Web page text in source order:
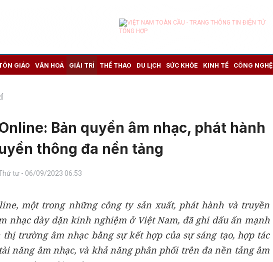
GIÁO VĂN HOÁ GIẢI TRÍ THỂ THAO DU LỊCH SỨC KHỎE KINH TẾ CÔNG NGHỆ
Bản quyền âm nhạc, phát hành
thông đa nền tảng
tư - 06/09/2023 06:53
một trong những công ty sản xuất, phát hành và truyền
nhạc dày dặn kinh nghiệm ở Việt Nam, đã ghi dấu ấn mạnh
trường âm nhạc bằng sự kết hợp của sự sáng tạo, hợp tác
năng âm nhạc, và khả năng phân phối trên đa nền tảng âm